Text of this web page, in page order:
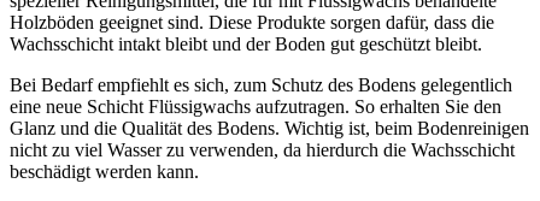
Holzböden geeignet sind. Diese Produkte sorgen dafür, dass die
Wachsschicht intakt bleibt und der Boden gut geschützt bleibt.
Bei Bedarf empfiehlt es sich, zum Schutz des Bodens gelegentlich
eine neue Schicht Flüssigwachs aufzutragen. So erhalten Sie den
Glanz und die Qualität des Bodens. Wichtig ist, beim Bodenreinigen
nicht zu viel Wasser zu verwenden, da hierdurch die Wachsschicht
beschädigt werden kann.